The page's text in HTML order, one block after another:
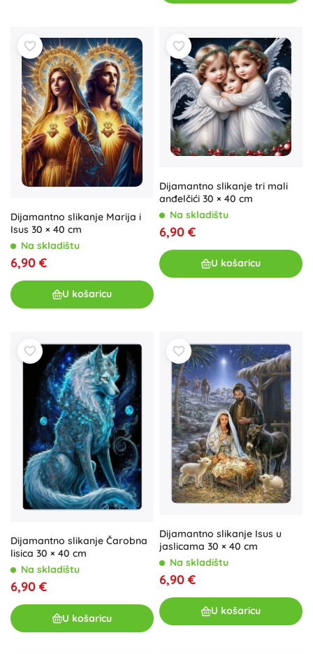
Dijamantno slikanje Marija i
Isus 30 × 40 cm
Na skladištu
6,90 €
U košaricu
Dijamantno slikanje tri mali
anđelčići 30 × 40 cm
Na skladištu
6,90 €
U košaricu
Dijamantno slikanje Čarobna
lisica 30 × 40 cm
Na skladištu
6,90 €
U košaricu
Dijamantno slikanje Isus u
jaslicama 30 × 40 cm
Na skladištu
6,90 €
U košaricu